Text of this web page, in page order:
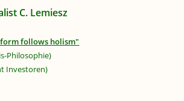
C. Lemiesz
follows holism"
Philosophie)
Investoren)